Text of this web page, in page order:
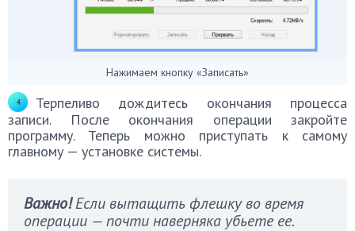
Нажимаем кнопку «Записать»
Терпеливо дождитесь окончания процесса
записи. После окончания операции закройте
программу. Теперь можно приступать к самому
главному — установке системы.
Важно!Если вытащить флешку во время
операции — почти наверняка убьете ее.